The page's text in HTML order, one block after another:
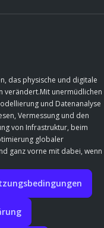
das physische und digitale
verändert.Mit unermüdlichen
und Datenanalyse
Vermessung und den
von Infrastruktur, beim
globaler
ganz vorne mit dabei, wenn